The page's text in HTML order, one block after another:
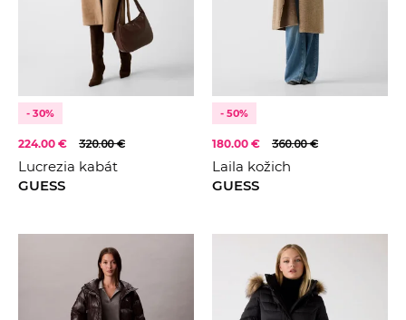
Černá
Béžová
KOLEKCE
2022
2023
2026
- 30%
224.00 € 320.00 €
Lucrezia kabát
GUESS
- 50%
180.00 € 360.00 €
Laila kožich
GUESS